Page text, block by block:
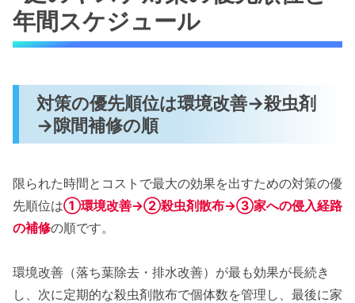
年間スケジュール
対策の優先順位は環境改善→殺虫剤
→隙間補修の順
限られた時間とコストで最大の効果を出すための対策の優
先順位は①環境改善→②殺虫剤散布→③家への侵入経路
の補修の順です。
環境改善（落ち葉除去・排水改善）が最も効果が長続き
し、次に定期的な殺虫剤散布で個体数を管理し、最後に家